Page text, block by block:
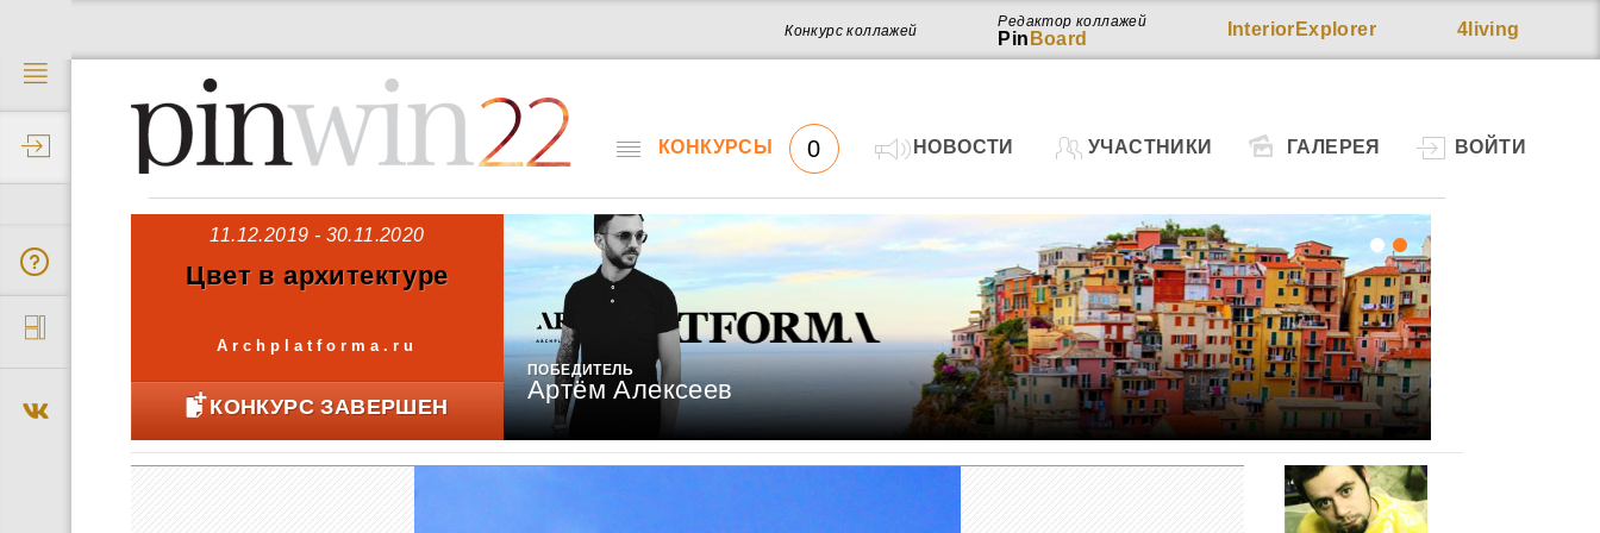
4living
InteriorExplorer
Редактор коллажей
Pin Board
Конкурс коллажей
22 КОНКУРСЫ 0 НОВОСТИ УЧАСТНИКИ ГАЛЕРЕЯ ВОЙТИ
11.12.2019 - 30.11.2020
Цвет в архитектуре
Archplatforma.ru
КОНКУРС ЗАВЕРШЕН
ПОБЕДИТЕЛЬ
Артём Алексеев
Работ